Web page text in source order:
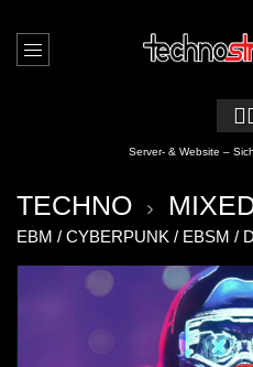
TECHNO
EBM / CYBERPUNK / EBSM /